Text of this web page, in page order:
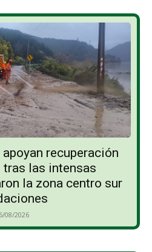
recuperación
tras las intensas
la zona centro sur
08/2026